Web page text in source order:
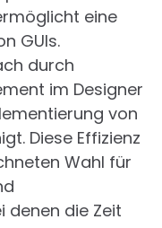
eine
GUIs.
durch
im Designer
von
Diese Effizienz
Wahl für
denen die Zeit